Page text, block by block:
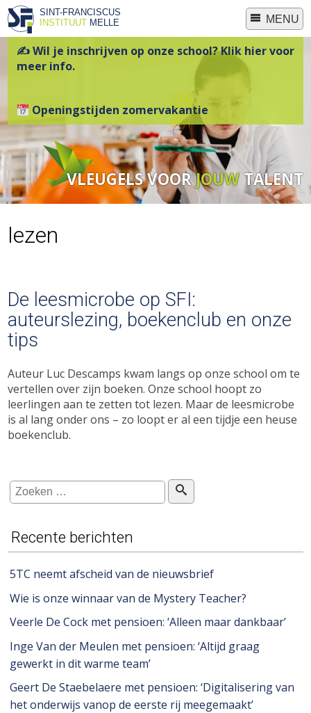
SINT-FRANCISCUS
INSTITUUTMELLE MENU
✍ Wil je inschrijven op onze school? Klik hier voor
meer info.
Openingstijden zomervakantie
VLEUGELS VOORJOUWTALENT
lezen
De leesmicrobe op SFI:
auteurslezing, boekenclub en onze
tips
Auteur Luc Descamps kwam langs op onze school om te
vertellen over zijn boeken. Onze school hoopt zo
leerlingen aan te zetten tot lezen. Maar de leesmicrobe
is al lang onder ons – zo loopt er al een tijdje een heuse
boekenclub.
Recente berichten
5TC neemt afscheid van de nieuwsbrief
Wie is onze winnaar van de Mystery Teacher?
Veerle De Cock met pensioen: ‘Alleen maar dankbaar’
Inge Van der Meulen met pensioen: ‘Altijd graag
gewerkt in dit warme team’
Geert De Staebelaere met pensioen: ‘Digitalisering van
het onderwijs vanop de eerste rij meegemaakt’